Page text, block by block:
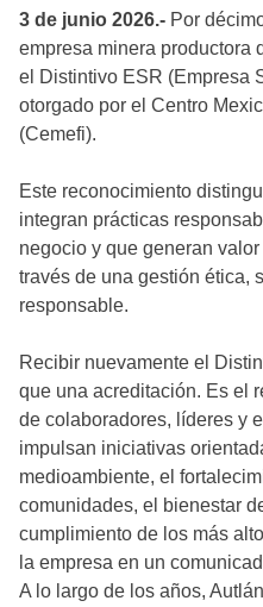
3 de junio 2026.- Por
empresa minera productora
el Distintivo ESR (Empresa
otorgado por el Centro
(Cemefi).
Este reconocimiento
integran prácticas
negocio y que generan
través de una gestión ética,
responsable.
Recibir nuevamente el
que una acreditación. Es el
de colaboradores, líderes y
impulsan iniciativas
medioambiente, el
comunidades, el bienestar
cumplimiento de los más
la empresa en un
A lo largo de los años,